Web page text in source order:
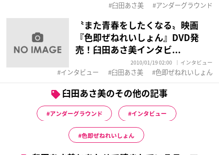
臼田あさ美 アンダーグラウンド
〝また青春をしたくなる〟映画
『色即ぜねれいしょん』DVD発
売！臼田あさ美インタビ...
2010/01/19 02:00 インタビュー
インタビュー 臼田あさ美 色即ぜねれいしょん
臼田あさ美のその他の記事
アンダーグラウンド インタビュー
色即ぜねれいしょん